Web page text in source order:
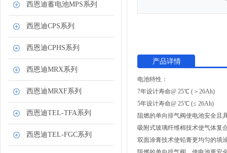
西恩迪蓄电池MPS系列
西恩迪CPS系列
西恩迪CPHS系列
西恩迪MRX系列
西恩迪MRXF系列
西恩迪TEL-TFA系列
西恩迪TEL-FGC系列
产品详情
电池特性：
7年设计寿命@ 25℃ (＞26Ah)
5年设计寿命@ 25℃ (≤ 26Ah)
阻燃的单向排气阀使电池安全且
吸附式玻璃纤维棉技术使气体复
双面涂膏技术使铅膏更均匀的填